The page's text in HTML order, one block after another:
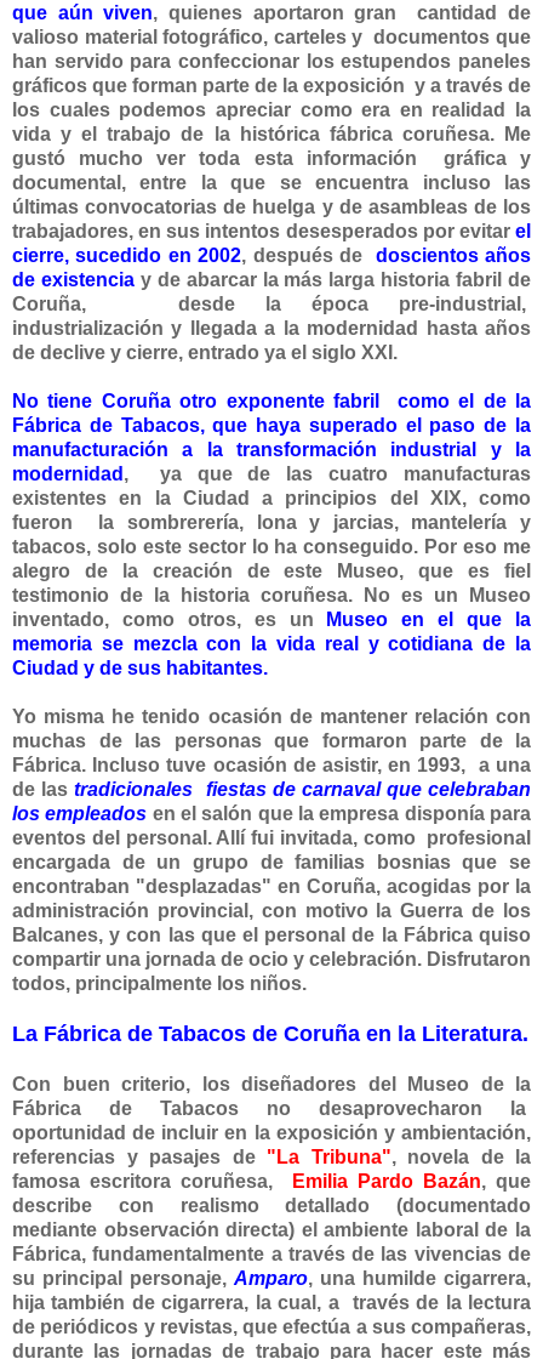
que aún viven, quienes aportaron gran cantidad de
valioso material fotográfico, carteles y documentos que
han servido para confeccionar los estupendos paneles
gráficos que forman parte de la exposición y a través de
los cuales podemos apreciar como era en realidad la
vida y el trabajo de la histórica fábrica coruñesa. Me
gustó mucho ver toda esta información gráfica y
documental, entre la que se encuentra incluso las
últimas convocatorias de huelga y de asambleas de los
trabajadores, en sus intentos desesperados por evitar el
cierre, sucedido en 2002, después de
doscientos años
de existenciay de abarcar la más larga historia fabril de
Coruña, desde la época pre-industrial,
industrialización y llegada a la modernidad hasta años
de declive y cierre, entrado ya el siglo XXI.
No tiene Coruña otro exponente fabril como el de la
Fábrica de Tabacos, que haya superado el paso de la
manufacturación a la transformación industrial y la
modernidad , ya que de las cuatro manufacturas
existentes en la Ciudad a principios del XIX, como
fueron la sombrerería, lona y jarcias, mantelería y
tabacos, solo este sector lo ha conseguido. Por eso me
alegro de la creación de este Museo, que es fiel
testimonio de la historia coruñesa. No es un Museo
inventado, como otros, es un Museo en el que la
memoria se mezcla con la vida real y cotidiana de la
Ciudad y de sus habitantes.
Yo misma he tenido ocasión de mantener relación con
muchas de las personas que formaron parte de la
Fábrica. Incluso tuve ocasión de asistir, en 1993, a una
de lastradicionales fiestas de carnaval que celebraban
los empleados en el salón que la empresa disponía para
eventos del personal. Allí fui invitada, como profesional
encargada de un grupo de familias bosnias que se
encontraban "desplazadas" en Coruña, acogidas por la
administración provincial, con motivo la Guerra de los
Balcanes, y con las que el personal de la Fábrica quiso
compartir una jornada de ocio y celebración. Disfrutaron
todos, principalmente los niños.
La Fábrica de Tabacos de Coruña en la Literatura.
Con buen criterio, los diseñadores del Museo de la
Fábrica de Tabacos no desaprovecharon la
oportunidad de incluir en la exposición y ambientación,
referencias y pasajes de "La Tribuna", novela de la
famosa escritora coruñesa,
Emilia Pardo Bazán, que
describe con realismo detallado (documentado
mediante observación directa) el ambiente laboral de la
Fábrica, fundamentalmente a través de las vivencias de
su principal personaje, Amparo, una humilde cigarrera,
hija también de cigarrera, la cual, a través de la lectura
de periódicos y revistas, que efectúa a sus compañeras,
durante las jornadas de trabajo para hacer este más